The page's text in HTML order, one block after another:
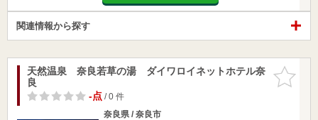
関連情報から探す
お気に入
りに追加
天然温泉 奈良若草の湯 ダイワロイネットホテル奈
良
-点/ 0 件
奈良県 / 奈良市